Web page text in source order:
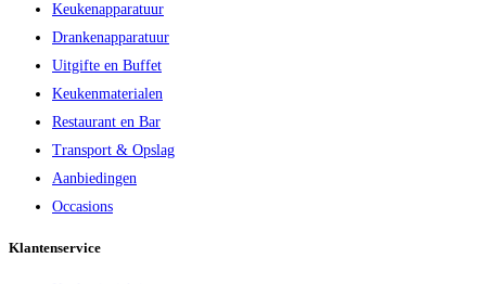
Keukenapparatuur
Drankenapparatuur
Uitgifte en Buffet
Keukenmaterialen
Restaurant en Bar
Transport & Opslag
Aanbiedingen
Occasions
Klantenservice